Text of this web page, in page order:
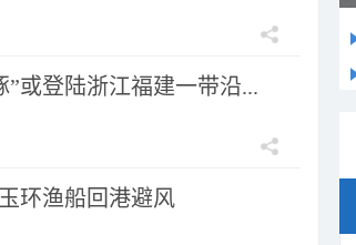
或登陆浙江福建一带沿...
环渔船回港避风